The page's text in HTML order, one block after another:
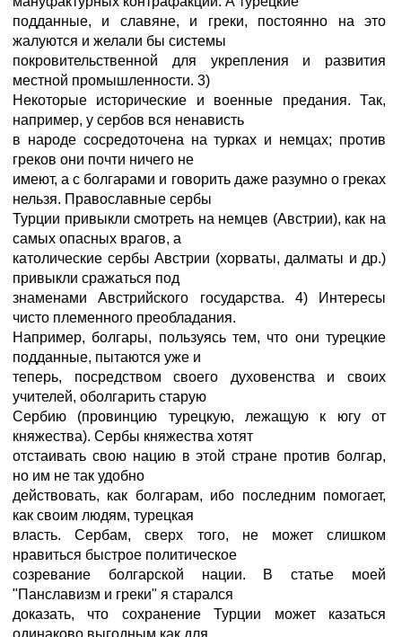
подданные, и славяне, и греки, постоянно на это
жалуются и желали бы системы
покровительственной для укрепления и развития
местной промышленности. 3)
Некоторые исторические и военные предания. Так,
например, у сербов вся ненависть
в народе сосредоточена на турках и немцах; против
греков они почти ничего не
имеют, а с болгарами и говорить даже разумно о греках
нельзя. Православные сербы
Турции привыкли смотреть на немцев (Австрии), как на
самых опасных врагов, а
католические сербы Австрии (хорваты, далматы и др.)
привыкли сражаться под
знаменами Австрийского государства. 4) Интересы
чисто племенного преобладания.
Например, болгары, пользуясь тем, что они турецкие
подданные, пытаются уже и
теперь, посредством своего духовенства и своих
учителей, оболгарить старую
Сербию (провинцию турецкую, лежащую к югу от
княжества). Сербы княжества хотят
отстаивать свою нацию в этой стране против болгар,
но им не так удобно
действовать, как болгарам, ибо последним помогает,
как своим людям, турецкая
власть. Сербам, сверх того, не может слишком
нравиться быстрое политическое
созревание болгарской нации. В статье моей
"Панславизм и греки" я старался
доказать, что сохранение Турции может казаться
одинаково выгодным как для